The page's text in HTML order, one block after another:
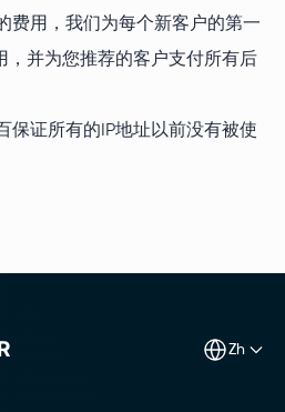
费用，我们为每个新客户的第一
，并为您推荐的客户支付所有后
保证所有的IP地址以前没有被使
zh